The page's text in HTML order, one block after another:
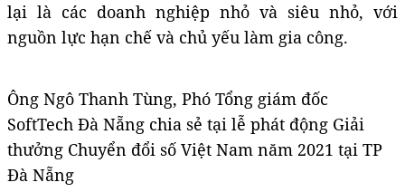
lại là các doanh nghiệp nhỏ và siêu nhỏ, với
nguồn lực hạn chế và chủ yếu làm gia công.
Ông Ngô Thanh Tùng, Phó Tổng giám đốc
SoftTech Đà Nẵng chia sẻ tại lễ phát động Giải
thưởng Chuyển đổi số Việt Nam năm 2021 tại TP
Đà Nẵng